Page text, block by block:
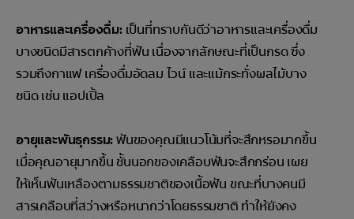
อาหารและเครื่องดื่ม:เป็นที่ทราบกันดีว่าอาหารและเครื่องดื่ม
บางชนิดมีสารตกค้างที่ฟัน เนื่องจากลักษณะที่เป็นกรด ซึ่ง
รวมถึงกาแฟ เครื่องดื่มอัดลม ไวน์ และแม้กระทั่งผลไม้บาง
ชนิด เช่น แอปเปิ้ล
อายุและพันธุกรรม:ฟันของคุณมีแนวโน้มที่จะสึกหรอมากขึ้น
เมื่อคุณอายุมากขึ้น ชั้นนอกของเคลือบฟันจะสึกกร่อน เผย
ให้เห็นฟันเหลืองตามธรรมชาติของเนื้อฟัน ขณะที่บางคนมี
สารเคลือบที่สว่างหรือหนากว่าโดยธรรมชาติ ทำให้ยังคง